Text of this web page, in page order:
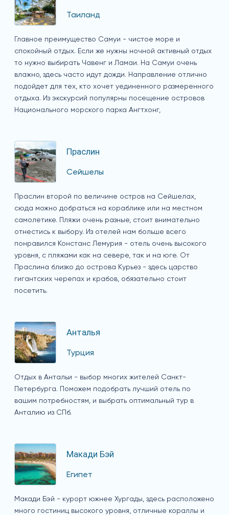
Таиланд
Главное преимущество Самуи - чистое море и
спокойный отдых. Если же нужны ночной активный отдых
то нужно выбирать Чавенг и Ламаи. На Самуи очень
влажно, здесь часто идут дожди. Направление отлично
подойдет для тех, кто хочет уединенного размеренного
отдыха. Из экскурсий популярны посещение островов
Национального морского парка Ангтхонг,
Праслин
Сейшелы
Праслин второй по величине остров на Сейшелах,
сюда можно добраться на кораблике или на местном
самолетике. Пляжи очень разные, стоит внимательно
отнестись к выбору. Из отелей нам больше всего
понравился Констанс Лемурия - отель очень высокого
уровня, с пляжами как на севере, так и на юге. От
Праслина близко до острова Курьез - здесь царство
гигантских черепах и крабов, обязательно стоит
посетить.
Анталья
Турция
Отдых в Антальи - выбор многих жителей Санкт-
Петербурга. Поможем подобрать лучший отель по
вашим потребностям, и выбрать оптимальный тур в
Анталию из СПб.
Макади Бэй
Египет
Макади Бэй - курорт южнее Хургады, здесь расположено
много гостиниц высокого уровня, отличные кораллы и